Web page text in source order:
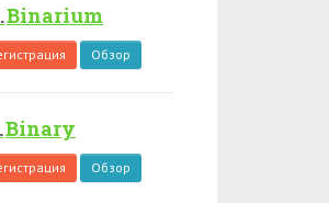
Binarium
Обзор
Binary
Обзор